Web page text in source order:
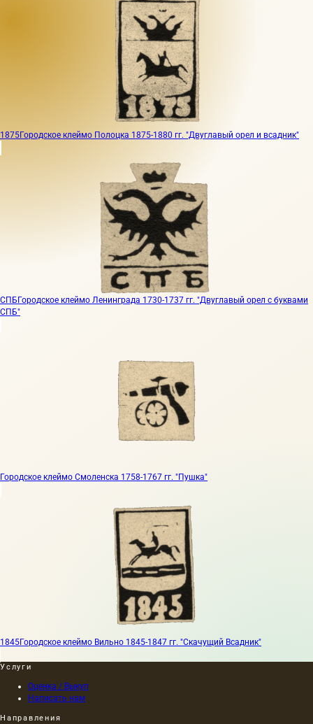
1875Городское клеймо Полоцка 1875-1880 гг. "Двуглавый орел и всадник"
СПБГородское клеймо Ленинграда 1730-1737 гг. "Двуглавый орел с буквами
СПБ"
Городское клеймо Смоленска 1758-1767 гг. "Пушка"
1845Городское клеймо Вильно 1845-1847 гг. "Скачущий Всадник"
Услуги
Оценка / Выкуп
Написать нам
Направления